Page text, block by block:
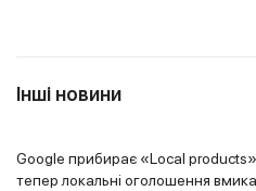
Інші новини
Google прибирає «Local products»
тепер локальні оголошення